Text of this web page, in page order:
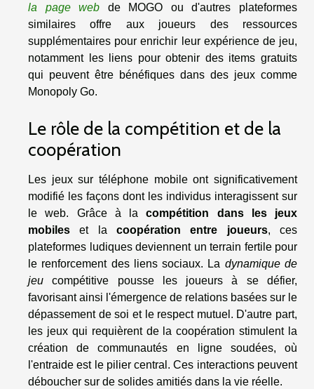
la page web de MOGO ou d'autres plateformes
similaires offre aux joueurs des ressources
supplémentaires pour enrichir leur expérience de jeu,
notamment les liens pour obtenir des items gratuits
qui peuvent être bénéfiques dans des jeux comme
Monopoly Go.
Le rôle de la compétition et de la
coopération
Les jeux sur téléphone mobile ont significativement
modifié les façons dont les individus interagissent sur
le web. Grâce à lacompétition dans les jeux
mobiles et la coopération entre joueurs, ces
plateformes ludiques deviennent un terrain fertile pour
le renforcement des liens sociaux. La dynamique de
jeu compétitive pousse les joueurs à se défier,
favorisant ainsi l'émergence de relations basées sur le
dépassement de soi et le respect mutuel. D'autre part,
les jeux qui requièrent de la coopération stimulent la
création de communautés en ligne soudées, où
l'entraide est le pilier central. Ces interactions peuvent
déboucher sur de solides amitiés dans la vie réelle.